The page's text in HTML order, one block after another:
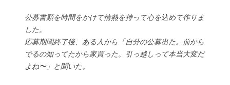
公募書類を時間をかけて情熱を持って心を込めて作りま
した。
応募期間終了後、ある人から「自分の公募出た。前から
でるの知ってたから家買った。引っ越しって本当大変だ
よね〜」と聞いた。